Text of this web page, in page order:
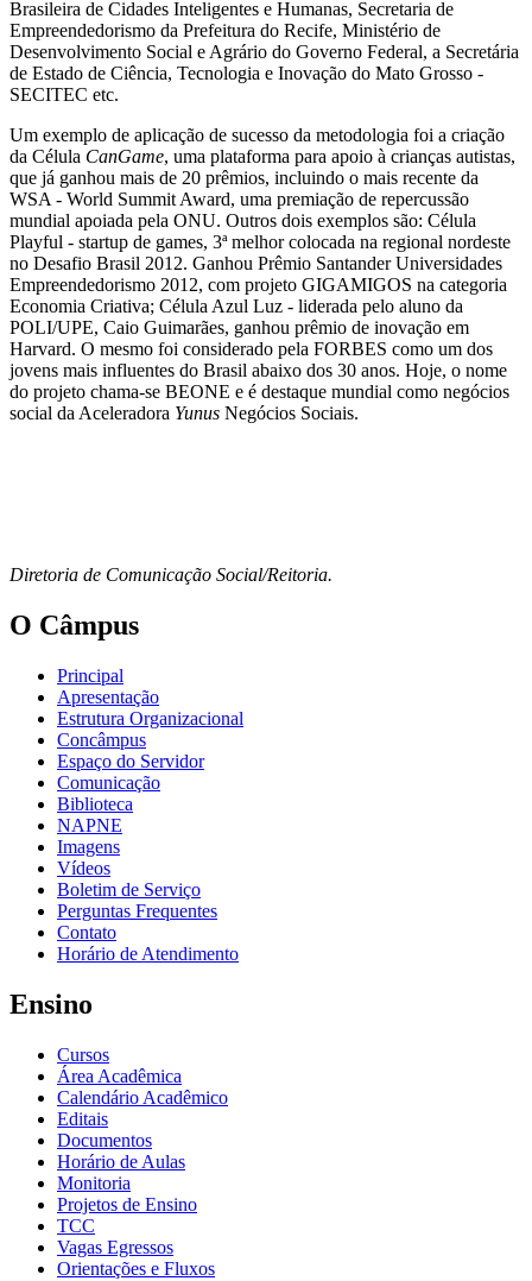
Brasileira de Cidades Inteligentes e Humanas, Secretaria de
Empreendedorismo da Prefeitura do Recife, Ministério de
Desenvolvimento Social e Agrário do Governo Federal, a Secretária
de Estado de Ciência, Tecnologia e Inovação do Mato Grosso -
SECITEC etc.
Um exemplo de aplicação de sucesso da metodologia foi a criação
da Célula CanGame, uma plataforma para apoio à crianças autistas,
que já ganhou mais de 20 prêmios, incluindo o mais recente da
WSA - World Summit Award, uma premiação de repercussão
mundial apoiada pela ONU. Outros dois exemplos são: Célula
Playful - startup de games, 3ª melhor colocada na regional nordeste
no Desafio Brasil 2012. Ganhou Prêmio Santander Universidades
Empreendedorismo 2012, com projeto GIGAMIGOS na categoria
Economia Criativa; Célula Azul Luz - liderada pelo aluno da
POLI/UPE, Caio Guimarães, ganhou prêmio de inovação em
Harvard. O mesmo foi considerado pela FORBES como um dos
jovens mais influentes do Brasil abaixo dos 30 anos. Hoje, o nome
do projeto chama-se BEONE e é destaque mundial como negócios
social da Aceleradora Yunus Negócios Sociais.
Diretoria de Comunicação Social/Reitoria.
O Câmpus
Principal
Apresentação
Estrutura Organizacional
Concâmpus
Espaço do Servidor
Comunicação
Biblioteca
NAPNE
Imagens
Vídeos
Boletim de Serviço
Perguntas Frequentes
Contato
Horário de Atendimento
Ensino
Cursos
Área Acadêmica
Calendário Acadêmico
Editais
Documentos
Horário de Aulas
Monitoria
Projetos de Ensino
TCC
Vagas Egressos
Orientações e Fluxos